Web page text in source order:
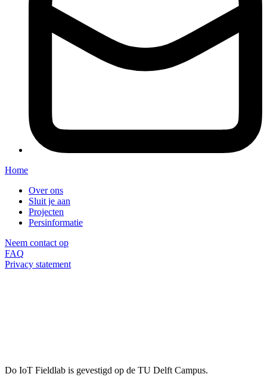
Home
Over ons
Sluit je aan
Projecten
Persinformatie
Neem contact op
FAQ
Privacy statement
Do IoT Fieldlab is gevestigd op de TU Delft Campus.